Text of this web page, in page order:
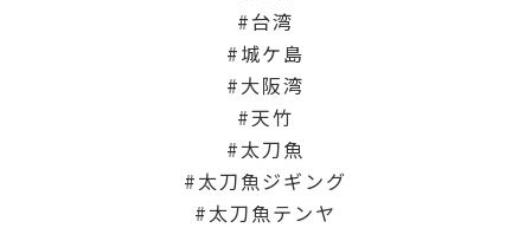
台湾
城ケ島
大阪湾
天竹
太刀魚
太刀魚ジギング
太刀魚テンヤ